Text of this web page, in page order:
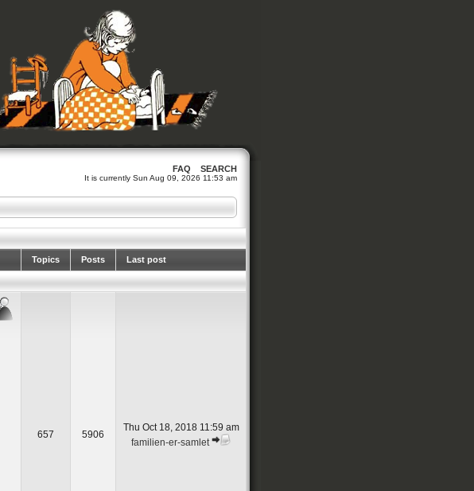
FAQ SEARCH
It is currently Sun Aug 09, 2026 11:53 am
Topics Posts Last post
657 5906
Thu Oct 18, 2018 11:59 am
familien-er-samlet